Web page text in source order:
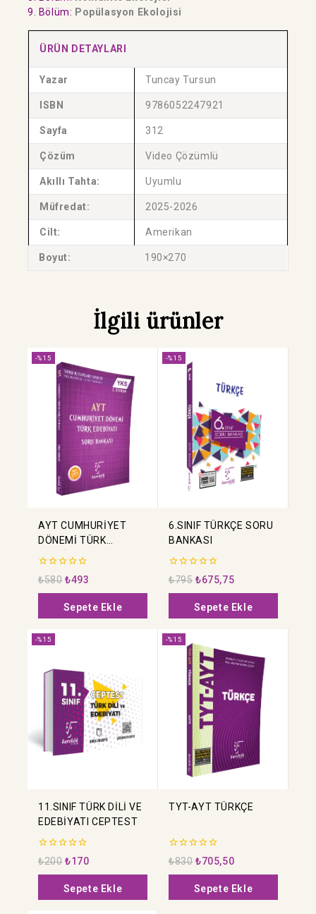
9. Bölüm: Popülasyon Ekolojisi
ÜRÜN DETAYLARI
Yazar Tuncay Tursun
ISBN 9786052247921
Sayfa 312
Çözüm Video Çözümlü
Akıllı Tahta: Uyumlu
Müfredat: 2025-2026
Cilt: Amerikan
Boyut: 190×270
İlgili ürünler
-%15
AYT CUMHURİYET
DÖNEMİ TÜRK
EDEBİYATI SORU
0
5
üzerinden
₺580 ₺493
Sepete Ekle
-%15
6.SINIF TÜRKÇE SORU
BANKASI
0
5
üzerinden
₺795 ₺675,75
Sepete Ekle
-%15
11.SINIF TÜRK DİLİ VE
EDEBİYATI CEPTEST
0
5
üzerinden
₺200 ₺170
Sepete Ekle
-%15
TYT-AYT TÜRKÇE
0
5
üzerinden
₺830 ₺705,50
Sepete Ekle